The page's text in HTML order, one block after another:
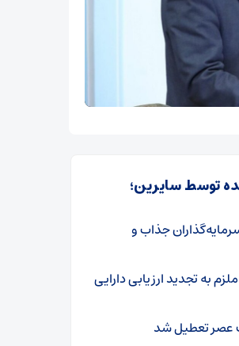
توسط سایرین؛
سرمایه‌گذاران جذاب و
به تجدید ارزیابی دارایی